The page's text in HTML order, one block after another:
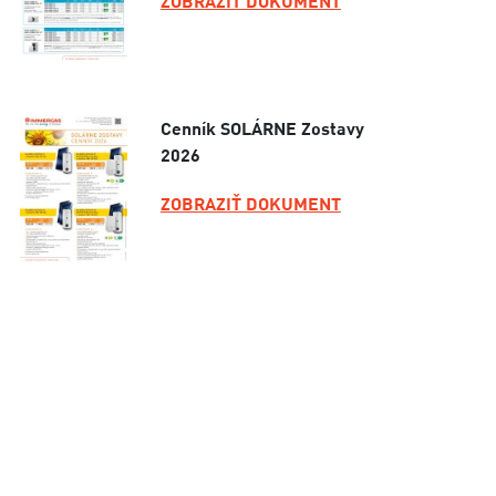
Cenník SOLÁRNE Zostavy
2026
ZOBRAZIŤ DOKUMENT